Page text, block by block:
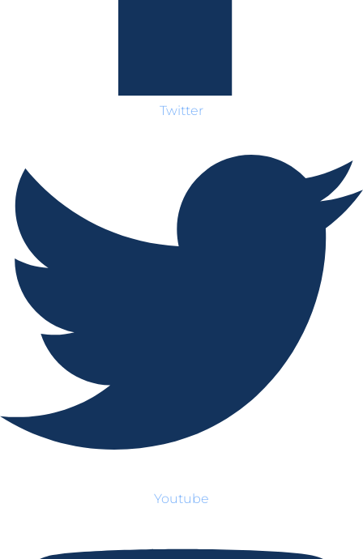
Twitter
Youtube